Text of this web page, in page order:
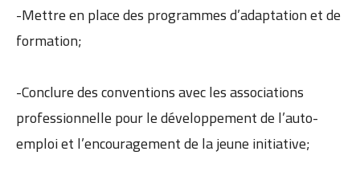
-Mettre en place des programmes d’adaptation et de
formation;
-Conclure des conventions avec les associations
professionnelle pour le développement de l’auto-
emploi et l’encouragement de la jeune initiative;